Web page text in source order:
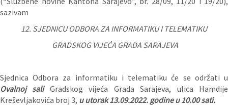
sazivam
12. SJEDNICUODBORA ZA INFORMATIKU I TELEMATIKU
GRADSKOG VIJEĆA GRADA SARAJEVA
Sjednica Odbora za informatiku i telematiku će se održati u
Ovalnoj saliGradskog vijeća Grada Sarajeva, ulica Hamdije
Kreševljakovića broj 3, u utorak 13.09.2022. godine u 10.00 sati.